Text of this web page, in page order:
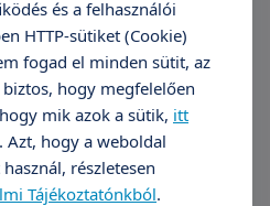
intervention
88 Részletek
és a felhasználói
HTTP-sütiket (Cookie)
fogad el minden sütit, az
hogy megfelelően
mik azok a sütik, itt
Azt, hogy a weboldal
részletesen
Tájékoztatónkból.